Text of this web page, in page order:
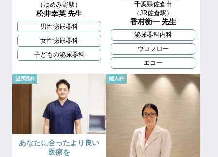
（ゆめみ野駅）
松井幸英 先生
男性泌尿器科
女性泌尿器科
子どもの泌尿器科
千葉県佐倉市
（JR佐倉駅）
香村衡一 先生
泌尿器科内科
ウロフロー
エコー
泌尿器科
あなたに合ったより良い
医療を
婦人科